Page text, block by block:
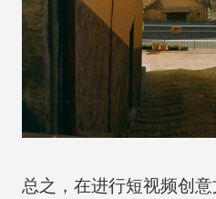
总之，在进行短视频创